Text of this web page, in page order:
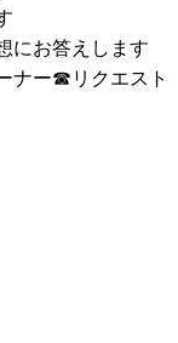
にお答えします
ナー☎リクエスト